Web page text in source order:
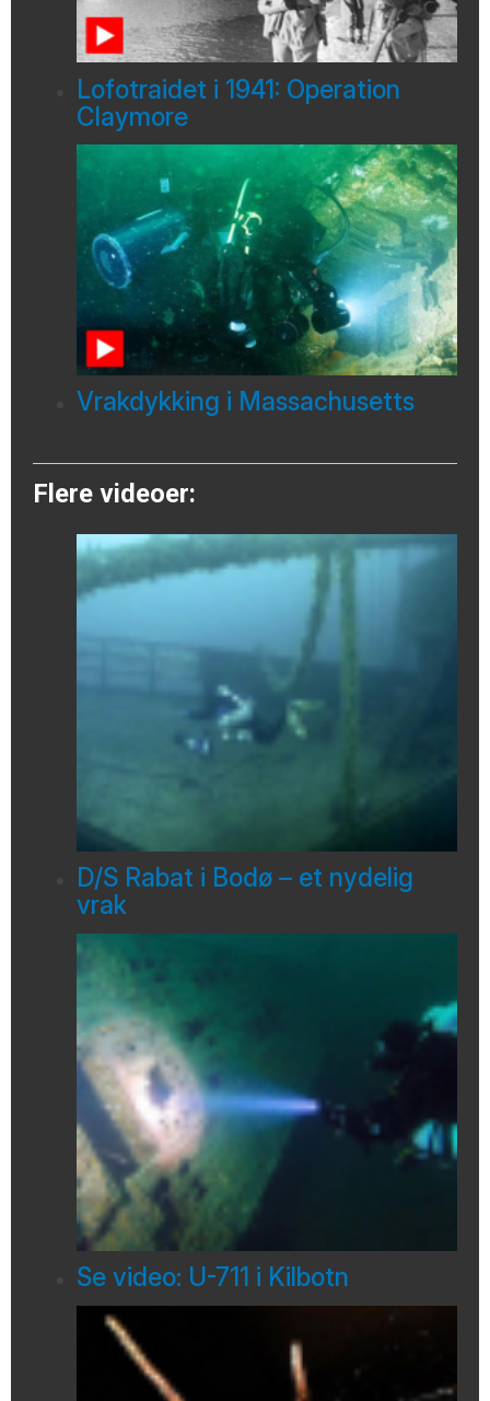
Lofotraidet i 1941: Operation
Claymore
Vrakdykking i Massachusetts
Flere videoer:
D/S Rabat i Bodø – et nydelig
vrak
Se video: U-711 i Kilbotn